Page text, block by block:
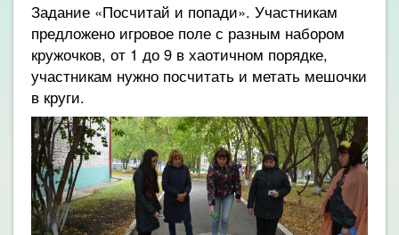
Задание «Посчитай и попади». Участникам
предложено игровое поле с разным набором
кружочков, от 1 до 9 в хаотичном порядке,
участникам нужно посчитать и метать мешочки
в круги.